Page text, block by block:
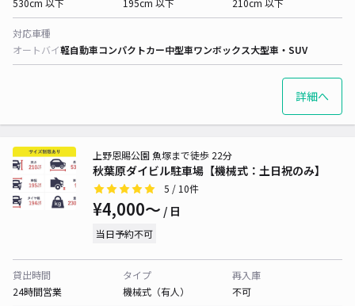
530cm 以下
195cm 以下
210cm 以下
対応車種
オートバイ軽自動車コンパクトカー中型車ワンボックス大型車・SUV
詳細へ
秋葉原ダイビル駐車場【機械式：土日祝のみ】
上野恩賜公園 魚塚まで徒歩 22分
5 / 10件
¥4,000〜 / 日
当日予約不可
貸出時間
24時間営業
タイプ
機械式（有人）
再入庫
不可